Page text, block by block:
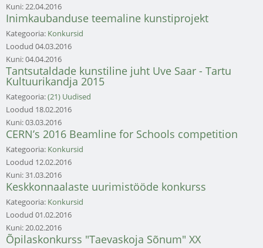
Kuni:22.04.2016
Inimkaubanduse teemaline kunstiprojekt
Kategooria: Konkursid
Loodud 04.03.2016
Kuni:04.04.2016
Tantsutaldade kunstiline juht Uve Saar - Tartu
Kultuurikandja 2015
Kategooria:(21) Uudised
Loodud 18.02.2016
Kuni:03.03.2016
CERN’s 2016 Beamline for Schools competition
Kategooria: Konkursid
Loodud 12.02.2016
Kuni:31.03.2016
Keskkonnaalaste uurimistööde konkurss
Kategooria: Konkursid
Loodud 01.02.2016
Kuni:20.02.2016
Õpilaskonkurss "Taevaskoja Sõnum" XX